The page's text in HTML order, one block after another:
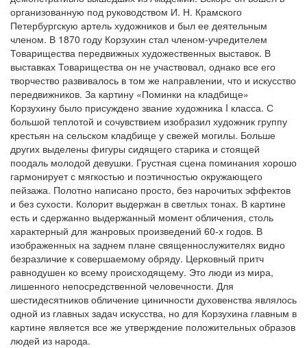
организованную под руководством И. Н. Крамского
Петербургскую артель художников и был ее деятельным
членом. В 1870 году Корзухин стал членом-учредителем
Товарищества передвижных художественных выставок. В
выставках Товарищества он не участвовал, однако все его
творчество развивалось в том же направлении, что и искусство
передвижников. За картину «Поминки на кладбище»
Корзухину было присуждено звание художника I класса. С
большой теплотой и сочувствием изобразил художник группу
крестьян на сельском кладбище у свежей могилы. Больше
других выделены фигуры сидящего старика и стоящей
поодаль молодой девушки. Грустная сцена поминания хорошо
гармонирует с мягкостью и поэтичностью окружающего
пейзажа. Полотно написано просто, без нарочитых эффектов
и без сухости. Колорит выдержан в светлых тонах. В картине
есть и сдержанно выдержанный момент обличения, столь
характерный для жанровых произведений 60-х годов. В
изображенных на заднем плане священнослужителях видно
безразличие к совершаемому обряду. Церковный притч
равнодушен ко всему происходящему. Это люди из мира,
лишенного непосредственной человечности. Для
шестидесятников обличение циничности духовенства являлось
одной из главных задач искусства, но для Корзухина главным в
картине является все же утверждение положительных образов
людей из народа.